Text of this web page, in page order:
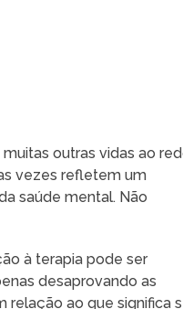
outras vidas ao
vezes refletem um
saúde mental. Não
à terapia pode ser
desaprovando as
relação ao que significa